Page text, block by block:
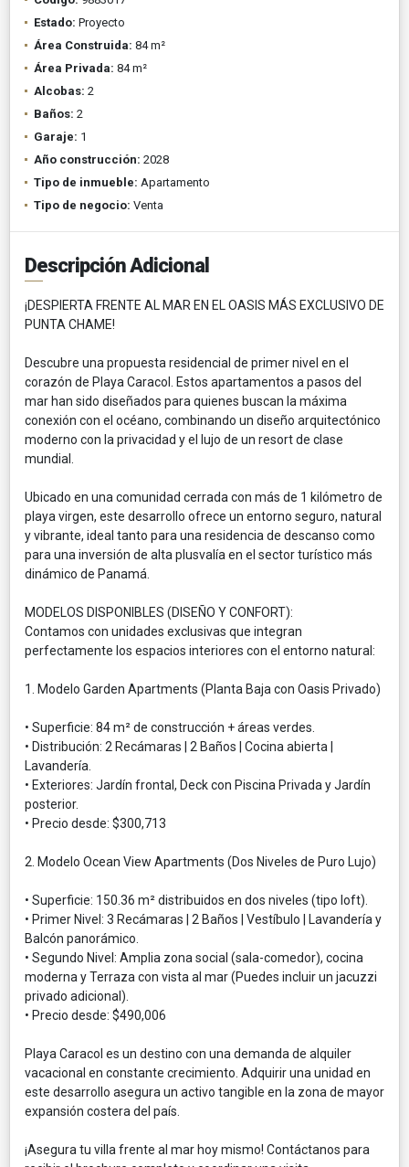
Estado: Proyecto
Área Construida: 84 m²
Área Privada: 84 m²
Alcobas: 2
Baños: 2
Garaje: 1
Año construcción: 2028
Tipo de inmueble: Apartamento
Tipo de negocio: Venta
Descripción Adicional
¡DESPIERTA FRENTE AL MAR EN EL OASIS MÁS EXCLUSIVO DE
PUNTA CHAME!
Descubre una propuesta residencial de primer nivel en el
corazón de Playa Caracol. Estos apartamentos a pasos del
mar han sido diseñados para quienes buscan la máxima
conexión con el océano, combinando un diseño arquitectónico
moderno con la privacidad y el lujo de un resort de clase
mundial.
Ubicado en una comunidad cerrada con más de 1 kilómetro de
playa virgen, este desarrollo ofrece un entorno seguro, natural
y vibrante, ideal tanto para una residencia de descanso como
para una inversión de alta plusvalía en el sector turístico más
dinámico de Panamá.
MODELOS DISPONIBLES (DISEÑO Y CONFORT):
Contamos con unidades exclusivas que integran
perfectamente los espacios interiores con el entorno natural:
1. Modelo Garden Apartments (Planta Baja con Oasis Privado)
• Superficie: 84 m² de construcción + áreas verdes.
• Distribución: 2 Recámaras | 2 Baños | Cocina abierta |
Lavandería.
• Exteriores: Jardín frontal, Deck con Piscina Privada y Jardín
posterior.
• Precio desde: $300,713
2. Modelo Ocean View Apartments (Dos Niveles de Puro Lujo)
• Superficie: 150.36 m² distribuidos en dos niveles (tipo loft).
• Primer Nivel: 3 Recámaras | 2 Baños | Vestíbulo | Lavandería y
Balcón panorámico.
• Segundo Nivel: Amplia zona social (sala-comedor), cocina
moderna y Terraza con vista al mar (Puedes incluir un jacuzzi
privado adicional).
• Precio desde: $490,006
Playa Caracol es un destino con una demanda de alquiler
vacacional en constante crecimiento. Adquirir una unidad en
este desarrollo asegura un activo tangible en la zona de mayor
expansión costera del país.
¡Asegura tu villa frente al mar hoy mismo! Contáctanos para